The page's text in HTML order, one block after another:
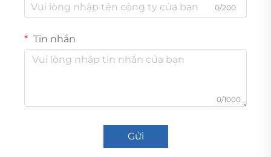
0/200
Tin nhắn
0/1000
Gửi